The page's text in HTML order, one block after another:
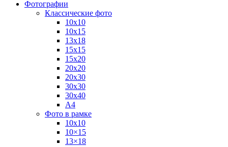
Фотографии
Классические фото
10х10
10х15
13х18
15х15
15х20
20х20
20х30
30х30
30х40
А4
Фото в рамке
10х10
10×15
13×18